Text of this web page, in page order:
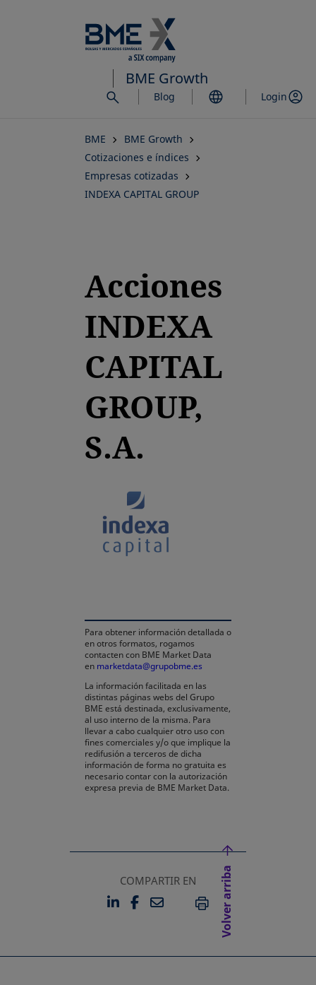
al
contenido
principal
BME Growth
Blog Login
BME
BME Growth
Cotizaciones e índices
Empresas cotizadas
INDEXA CAPITAL GROUP
Acciones
INDEXA
CAPITAL
GROUP,
S.A.
Para obtener información detallada o
en otros formatos, rogamos
contacten con BME Market Data
en marketdata@grupobme.es
La información facilitada en las
distintas páginas webs del Grupo
BME está destinada, exclusivamente,
al uso interno de la misma. Para
llevar a cabo cualquier otro uso con
fines comerciales y/o que implique la
redifusión a terceros de dicha
información de forma no gratuita es
necesario contar con la autorización
expresa previa de BME Market Data.
COMPARTIR EN
LINKEDIN
SE ABRE EN UNA PESTAÑA
FACEBOOK
SE ABRE EN UNA
EMAILIMPRIMIR
Volver arriba